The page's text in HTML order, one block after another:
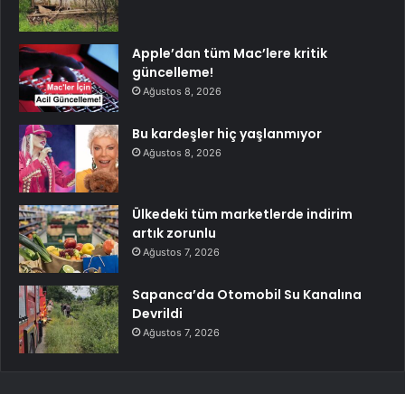
Apple’dan tüm Mac’lere kritik
güncelleme!
Ağustos 8, 2026
Bu kardeşler hiç yaşlanmıyor
Ağustos 8, 2026
Ülkedeki tüm marketlerde indirim
artık zorunlu
Ağustos 7, 2026
Sapanca’da Otomobil Su Kanalına
Devrildi
Ağustos 7, 2026